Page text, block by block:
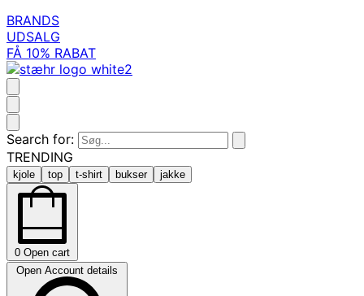
BRANDS
UDSALG
FÅ 10% RABAT
Search for:
TRENDING
kjole top t-shirt bukser jakke
0 Open cart
Open Account details